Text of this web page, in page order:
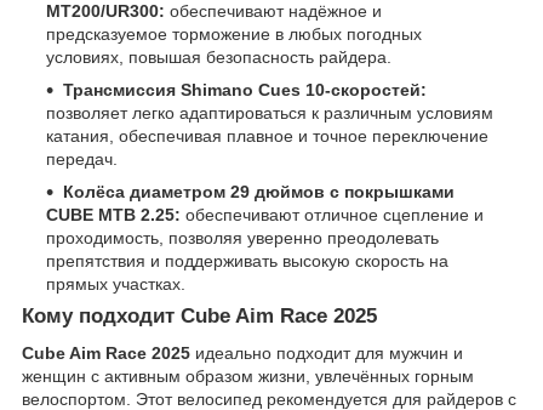
MT200/UR300: обеспечивают надёжное и
предсказуемое торможение в любых погодных
условиях, повышая безопасность райдера.
Трансмиссия Shimano Cues 10-скоростей:
позволяет легко адаптироваться к различным условиям
катания, обеспечивая плавное и точное переключение
передач.​
Колёса диаметром 29 дюймов с покрышками
CUBE MTB 2.25: обеспечивают отличное сцепление и
проходимость, позволяя уверенно преодолевать
препятствия и поддерживать высокую скорость на
прямых участках.​
Кому подходит Cube Aim Race 2025
Cube Aim Race 2025 идеально подходит для мужчин и
женщин с активным образом жизни, увлечённых горным
велоспортом. Этот велосипед рекомендуется для райдеров с